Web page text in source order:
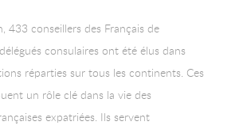
433 conseillers des Français de
consulaires ont été élus dans
réparties sur tous les continents. Ces
un rôle clé dans la vie des
expatriées. Ils servent